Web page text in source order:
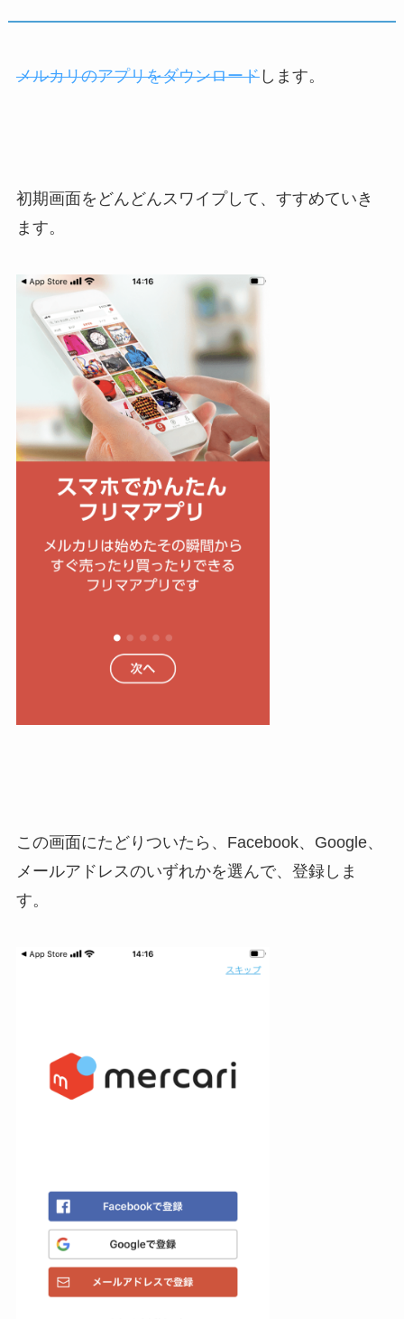
メルカリのアプリをダウンロードします。
初期画面をどんどんスワイプして、すすめていき
ます。
この画面にたどりついたら、Facebook、Google、
メールアドレスのいずれかを選んで、登録しま
す。